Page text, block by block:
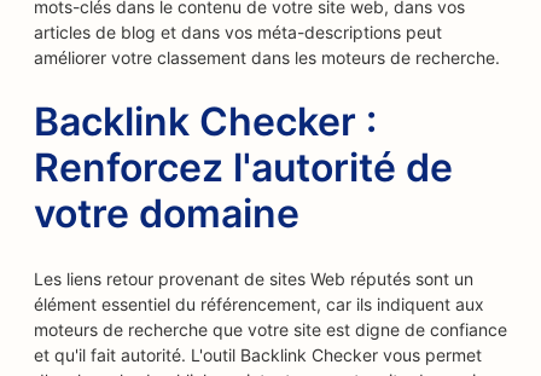
mots-clés dans le contenu de votre site web, dans vos
articles de blog et dans vos méta-descriptions peut
améliorer votre classement dans les moteurs de recherche.
Backlink Checker :
Renforcez l'autorité de
votre domaine
Les liens retour provenant de sites Web réputés sont un
élément essentiel du référencement, car ils indiquent aux
moteurs de recherche que votre site est digne de confiance
et qu'il fait autorité. L'outil Backlink Checker vous permet